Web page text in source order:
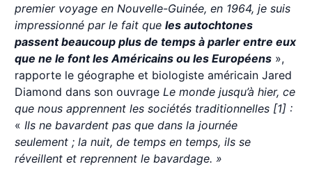
premier voyage en Nouvelle-Guinée, en 1964, je suis
impressionné par le fait que les autochtones
passent beaucoup plus de temps à parler entre eux
que ne le font les Américains ou les Européens »,
rapporte le géographe et biologiste américain Jared
Diamond dans son ouvrage Le monde jusqu’à hier, ce
que nous apprennent les sociétés traditionnelles [1] :
« Ils ne bavardent pas que dans la journée
seulement ; la nuit, de temps en temps, ils se
réveillent et reprennent le bavardage. »